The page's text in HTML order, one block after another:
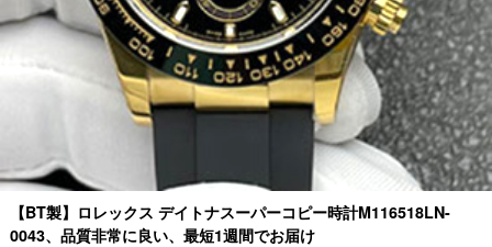
【BT製】ロレックス デイトナスーパーコピー時計M116518LN-
0043、品質非常に良い、最短1週間でお届け